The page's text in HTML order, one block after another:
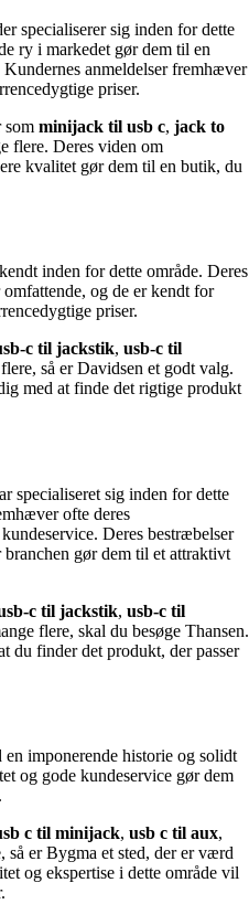
specialiserer sig inden for dette
ry i markedet gør dem til en
anmeldelser fremhæver
priser.
minijack til usb c, jack to
flere. Deres viden om
kvalitet gør dem til en butik, du
inden for dette område. Deres
og de er kendt for
priser.
c til jackstik, usb-c til
så er Davidsen et godt valg.
med at finde det rigtige produkt
specialiseret sig inden for dette
ofte deres
Deres bestræbelser
gør dem til et attraktivt
c til jackstik, usb-c til
flere, skal du besøge Thansen.
du finder det produkt, der passer
imponerende historie og solidt
og gode kundeservice gør dem
c til minijack, usb c til aux,
så er Bygma et sted, der er værd
og ekspertise i dette område vil